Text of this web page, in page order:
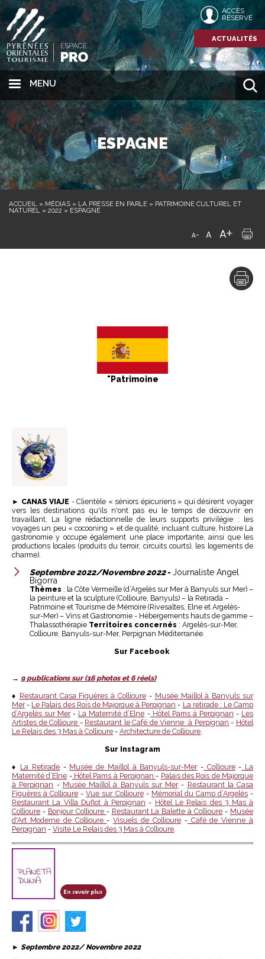
MENU
ACCÈS
RÉSERVÉ
ACTUALITÉS
ESPAGNE
ACCUEIL » MÉDIAS » LA PRESSE EN PARLE » PATRIMOINE CULTUREL ET
NATUREL » 2022 » ESPAGNE
"Patrimoine
► CANAS VIAJE - Clientèle « séniors épicuriens » qui désirent voyager
vers les destinations qu'ils n'ont pas eu le temps de découvrir en
travaillant. La ligne rédactionnelle de leurs supports privilégie : les
voyages un peu « cocooning » et de qualité, incluant culture, histoire La
gastronomie y occupe également une place importante, ainsi que les
productions locales (produits du terroir, circuits courts), les logements de
charme).
Septembre 2022/Novembre 2022- Journaliste Angel
Bigorra
Thèmes : la Côte Vermeille (d’Argelès sur Mer à Banyuls sur Mer) –
la peinture et la sculpture (Collioure, Banyuls) – la Retirada –
Patrimoine et Tourisme de Mémoire (Rivesaltes, Elne et Argelès-
sur-Mer) – Vins et Gastronomie - Hébergements hauts de gamme –
Thalassothérapie Territoires concernés : Argelès-sur-Mer,
Collioure, Banyuls-sur-Mer, Perpignan Méditerranée.
Sur Facebook
→ 9 publications sur (16 photos et 6 réels)
♦ Restaurant Casa Figuères à Collioure - Musée Maillol à Banyuls sur
Mer- Le Palais des Rois de Majorque à Perpignan - La retirade : Le Camp
d’Argelès sur Mer- La Maternité d’Elne -Hôtel Pams à Perpignan - Les
Artistes de Collioure - Restaurant le Café de Vienne à Perpignan - Hôtel
Le Relais des 3 Mas à Collioure - Architecture de Collioure.
Sur Instagram
♦ La Retirade - Musée de Maillol à Banyuls-sur-Mer-Collioure- La
Maternité d’Elne -Hôtel Pams à Perpignan- Palais des Rois de Majorque
à Perpignan - Musée Maillol à Banyuls sur Mer- Restaurant la Casa
Figuères à Collioure -Vue sur Collioure- Mémorial du Camp d’Argelès-
Restaurant La Villa Duflot à Perpignan - Hôtel Le Relais des 3 Mas à
Collioure - Bonjour Collioure - Restaurant La Balette à Collioure - Musée
d'Art Moderne de Collioure-Visuels de Collioure-Café de Vienne à
Perpignan - Visite Le Relais des 3 Mas à Collioure.
► Septembre 2022/ Novembre 2022